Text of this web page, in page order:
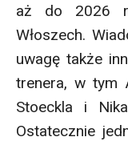
aż do 2026
Włoszech.
uwagę także
trenera, w tym
Stoeckla i
Ostatecznie